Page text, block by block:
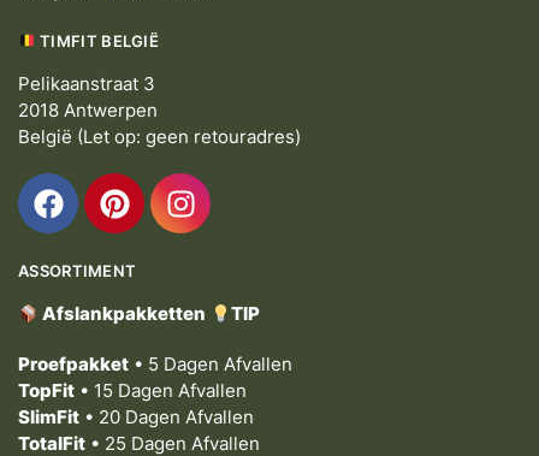
TIMFIT BELGIË
Pelikaanstraat 3
2018 Antwerpen
België (Let op: geen retouradres)
ASSORTIMENT
Afslankpakketten TIP
Proefpakket • 5 Dagen Afvallen
TopFit • 15 Dagen Afvallen
SlimFit • 20 Dagen Afvallen
TotalFit • 25 Dagen Afvallen